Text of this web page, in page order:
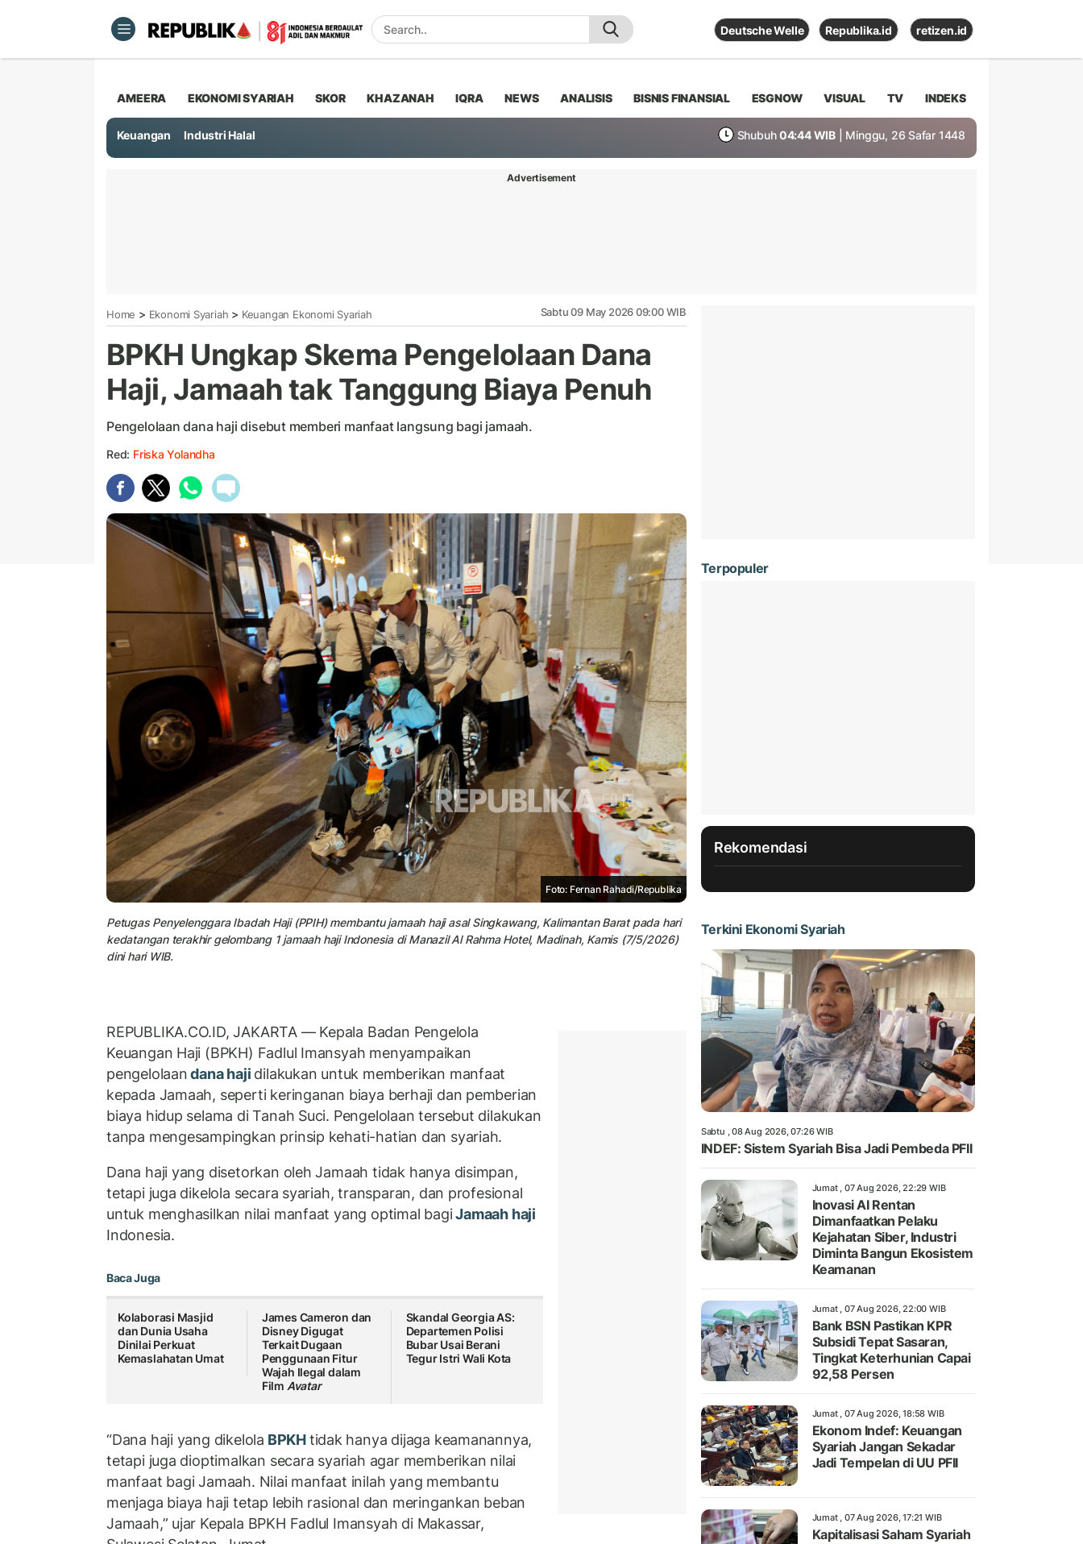
Deutsche Welle Republika.id retizen.id
AMEERA EKONOMI SYARIAH SKOR KHAZANAH IQRA NEWS ANALISIS BISNIS FINANSIAL ESGNOW VISUAL TV INDEKS
Keuangan Industri Halal Shubuh 04:44 WIB | Minggu, 26 Safar 1448
Advertisement
Home > Ekonomi Syariah > Keuangan Ekonomi Syariah Sabtu 09 May 2026 09:00 WIB
BPKH Ungkap Skema Pengelolaan Dana
Haji, Jamaah tak Tanggung Biaya Penuh
Pengelolaan dana haji disebut memberi manfaat langsung bagi jamaah.
Red: Friska Yolandha
Foto: Fernan Rahadi/Republika
Petugas Penyelenggara Ibadah Haji (PPIH) membantu jamaah haji asal Singkawang, Kalimantan Barat pada hari
kedatangan terakhir gelombang 1 jamaah haji Indonesia di Manazil Al Rahma Hotel, Madinah, Kamis (7/5/2026)
dini hari WIB.
REPUBLIKA.CO.ID, JAKARTA — Kepala Badan Pengelola
Keuangan Haji (BPKH) Fadlul Imansyah menyampaikan
pengelolaandana haji dilakukan untuk memberikan manfaat
kepada Jamaah, seperti keringanan biaya berhaji dan pemberian
biaya hidup selama di Tanah Suci. Pengelolaan tersebut dilakukan
tanpa mengesampingkan prinsip kehati-hatian dan syariah.
Dana haji yang disetorkan oleh Jamaah tidak hanya disimpan,
tetapi juga dikelola secara syariah, transparan, dan profesional
untuk menghasilkan nilai manfaat yang optimal bagiJamaah haji
Indonesia.
Baca Juga
Kolaborasi Masjid
dan Dunia Usaha
Dinilai Perkuat
Kemaslahatan Umat
James Cameron dan
Disney Digugat
Terkait Dugaan
Penggunaan Fitur
Wajah Ilegal dalam
Film Avatar
Skandal Georgia AS:
Departemen Polisi
Bubar Usai Berani
Tegur Istri Wali Kota
“Dana haji yang dikelola BPKHtidak hanya dijaga keamanannya,
tetapi juga dioptimalkan secara syariah agar memberikan nilai
manfaat bagi Jamaah. Nilai manfaat inilah yang membantu
menjaga biaya haji tetap lebih rasional dan meringankan beban
Jamaah,” ujar Kepala BPKH Fadlul Imansyah di Makassar,
Terpopuler
Rekomendasi
Terkini Ekonomi Syariah
Sabtu , 08 Aug 2026, 07:26 WIB
INDEF: Sistem Syariah Bisa Jadi Pembeda PFII
Jumat , 07 Aug 2026, 22:29 WIB
Inovasi AI Rentan
Dimanfaatkan Pelaku
Kejahatan Siber, Industri
Diminta Bangun Ekosistem
Keamanan
Jumat , 07 Aug 2026, 22:00 WIB
Bank BSN Pastikan KPR
Subsidi Tepat Sasaran,
Tingkat Keterhunian Capai
92,58 Persen
Jumat , 07 Aug 2026, 18:58 WIB
Ekonom Indef: Keuangan
Syariah Jangan Sekadar
Jadi Tempelan di UU PFII
Jumat , 07 Aug 2026, 17:21 WIB
Kapitalisasi Saham Syariah